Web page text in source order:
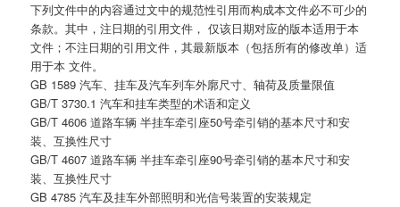
下列文件中的内容通过文中的规范性引用而构成本文件必不可少的
条款。其中，注日期的引用文件， 仅该日期对应的版本适用于本
文件；不注日期的引用文件，其最新版本（包括所有的修改单）适
用于本 文件。
GB 1589 汽车、挂车及汽车列车外廓尺寸、轴荷及质量限值
GB/T 3730.1 汽车和挂车类型的术语和定义
GB/T 4606 道路车辆 半挂车牵引座50号牵引销的基本尺寸和安
装、互换性尺寸
GB/T 4607 道路车辆 半挂车牵引座90号牵引销的基本尺寸和安
装、互换性尺寸
GB 4785 汽车及挂车外部照明和光信号装置的安装规定